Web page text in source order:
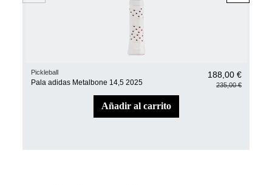
Pickleball
Pala adidas Metalbone 14,5 2025
188,00 €
235,00 €
añadir al carrito